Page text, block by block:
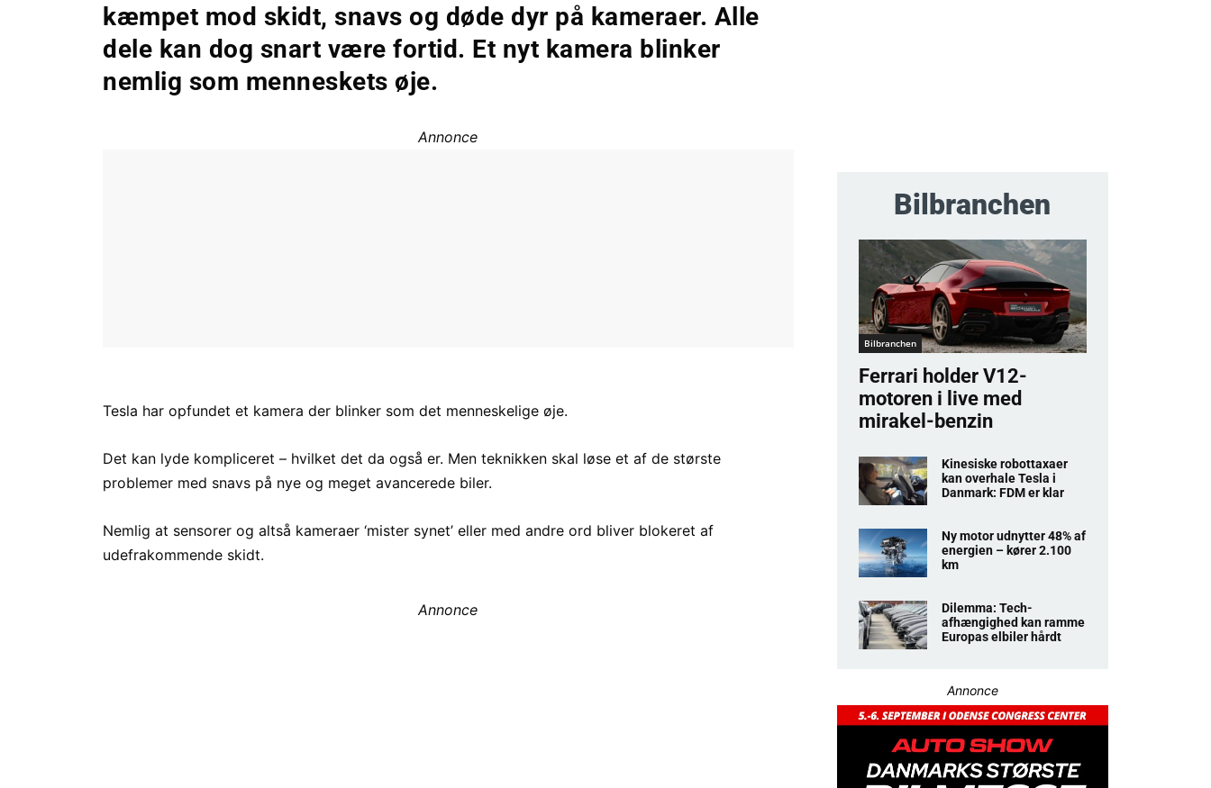
kæmpet mod skidt, snavs og døde dyr på kameraer. Alle
dele kan dog snart være fortid. Et nyt kamera blinker
nemlig som menneskets øje.
Annonce
Tesla har opfundet et kamera der blinker som det menneskelige øje.
Det kan lyde kompliceret – hvilket det da også er. Men teknikken skal løse et af de største
problemer med snavs på nye og meget avancerede biler.
Nemlig at sensorer og altså kameraer ‘mister synet’ eller med andre ord bliver blokeret af
udefrakommende skidt.
Annonce
Bilbranchen
Bilbranchen
Ferrari holder V12-
motoren i live med
mirakel-benzin
Kinesiske robottaxaer
kan overhale Tesla i
Danmark: FDM er klar
Ny motor udnytter 48% af
energien – kører 2.100
km
Dilemma: Tech-
afhængighed kan ramme
Europas elbiler hårdt
Annonce